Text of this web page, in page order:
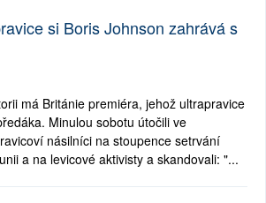
si Boris Johnson zahrává s
má Británie premiéra, jehož ultrapravice
Minulou sobotu útočili ve
násilníci na stoupence setrvání
a na levicové aktivisty a skandovali: "...